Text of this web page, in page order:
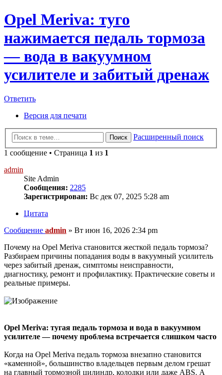
Opel Meriva: туго
нажимается педаль тормоза
— вода в вакуумном
усилителе и забитый дренаж
Ответить
Версия для печати
Поиск
Расширенный поиск
1 сообщение • Страница 1 из 1
admin
Site Admin
Сообщения: 2285
Зарегистрирован: Вс дек 07, 2025 5:28 am
Цитата
Сообщение admin » Вт июн 16, 2026 2:34 pm
Почему на Opel Meriva становится жесткой педаль тормоза?
Разбираем причины попадания воды в вакуумный усилитель
через забитый дренаж, симптомы неисправности,
диагностику, ремонт и профилактику. Практические советы и
реальные примеры.
Opel Meriva: тугая педаль тормоза и вода в вакуумном
усилителе — почему проблема встречается слишком часто
Когда на Opel Meriva педаль тормоза внезапно становится
«каменной», большинство владельцев первым делом грешат
на главный тормозной цилиндр, колодки или даже ABS. А